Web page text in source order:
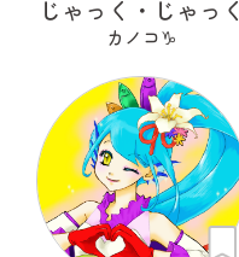
じゃっく・じゃっく
カノコ♑